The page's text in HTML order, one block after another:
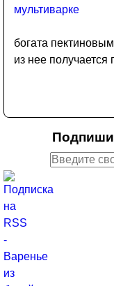
богата
из нее получается